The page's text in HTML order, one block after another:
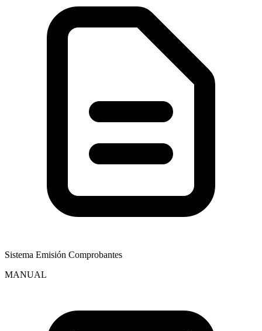
Sistema Emisión Comprobantes
MANUAL